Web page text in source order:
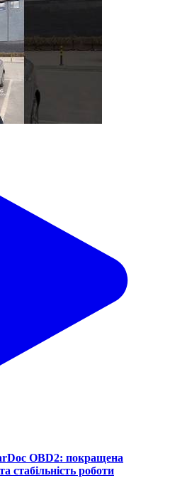
OBD2: покращена
стабільність роботи